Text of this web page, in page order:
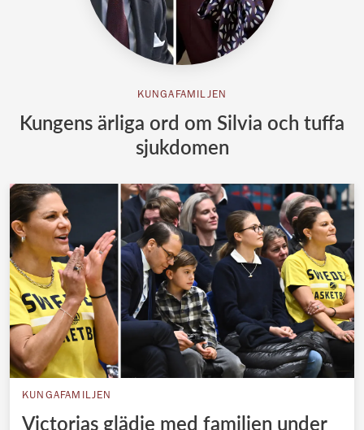
KUNGAFAMILJEN
Kungens ärliga ord om Silvia och tuffa
sjukdomen
KUNGAFAMILJEN
Victorias glädje med familjen under